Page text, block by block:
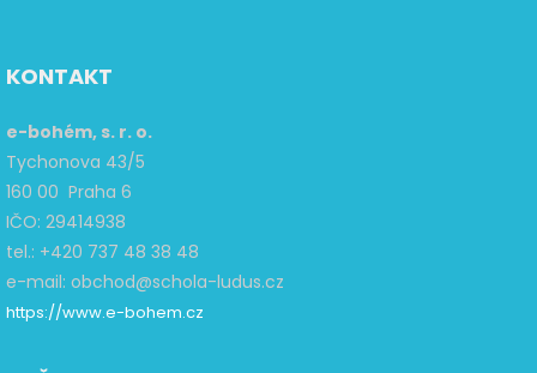
KONTAKT
e-bohém, s. r. o.
Tychonova 43/5
160 00 Praha 6
IČO: 29414938
tel.: +420 737 48 38 48
e-mail: obchod@schola-ludus.cz
https://www.e-bohem.cz